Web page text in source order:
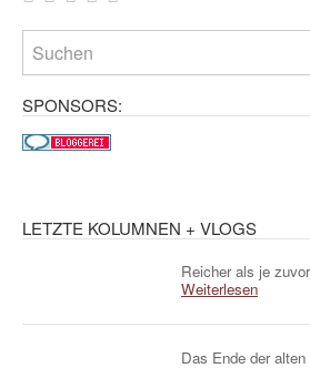
SPONSORS:
LETZTE KOLUMNEN + VLOGS
Reicher als je
Weiterlesen
Das Ende der